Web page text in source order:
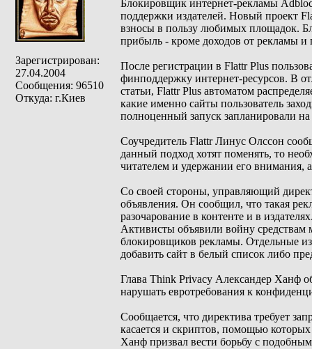
Зарегистрирован:
27.04.2004
Сообщения: 96510
Откуда: г.Киев
Блокировщик интернет-рекламы
поддержки издателей. Новый проект
взносы в пользу любимых площадок.
прибыль - кроме доходов от рекламы и
После регистрации в Flattr Plus
финподдержку интернет-ресурсов. В
статьи, Flattr Plus автоматом
какие именно сайты пользователь
полноценный запуск запланировали на
Соучредитель Flattr Линус Олссон
данный подход хотят поменять, то
читателем и удержании его внимания,
Со своей стороны, управляющий
объявления. Он сообщил, что такая
разочарование в контенте и в
Активисты объявили войну средствам
блокировщиков рекламы. Отдельные
добавить сайт в белый список либо
Глава Think Privacy Александер Ханф
нарушать евротребования к
Сообщается, что директива требует
касается и скриптов, помощью которых
Ханф призвал вести борьбу с